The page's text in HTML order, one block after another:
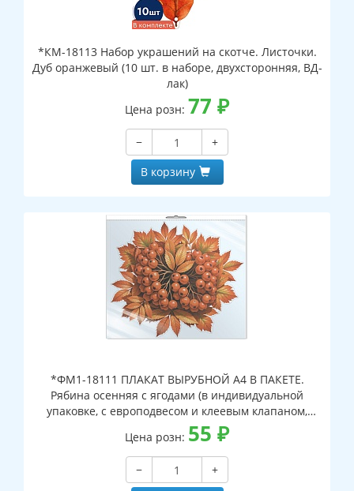
*КМ-18113 Набор украшений на скотче. Листочки.
Дуб оранжевый (10 шт. в наборе, двухсторонняя, ВД-
лак)
Цена розн: 77 ₽
−
+
В корзину
*ФМ1-18111 ПЛАКАТ ВЫРУБНОЙ А4 В ПАКЕТЕ.
Рябина осенняя с ягодами (в индивидуальной
упаковке, с европодвесом и клеевым клапаном,
двухсторонний, ВД-лак)
Цена розн: 55 ₽
−
+